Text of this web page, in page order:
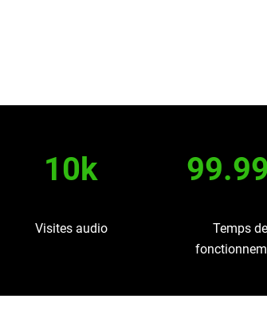
10k
Visites audio
Temps de